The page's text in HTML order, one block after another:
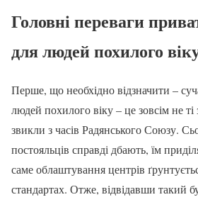
Головні переваги
для людей похилого
Перше, що необхідно відзначити –
людей похилого віку – це зовсім не
звикли з часів Радянського Союзу.
постояльців справді дбають, їм
саме облаштування центрів
стандартах. Отже, відвідавши такий